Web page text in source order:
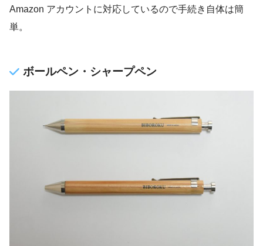
Amazon アカウントに対応しているので手続き自体は簡
単。
ボールペン・シャープペン